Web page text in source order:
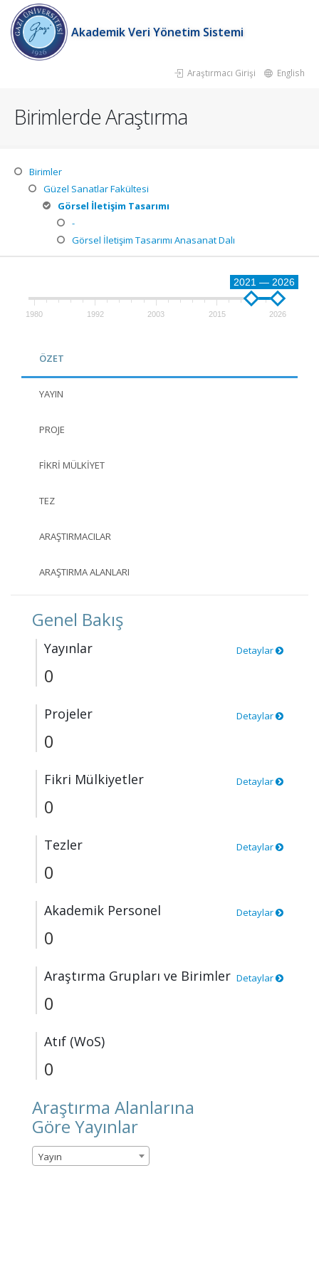
Akademik Veri Yönetim Sistemi
Araştırmacı Girişi English
Birimlerde Araştırma
Birimler
Güzel Sanatlar Fakültesi
Görsel İletişim Tasarımı
-
Görsel İletişim Tasarımı Anasanat Dalı
2021 — 2026
1980 1992 2003 2015 2026
ÖZET
YAYIN
PROJE
FIKRI MÜLKIYET
TEZ
ARAŞTIRMACILAR
ARAŞTIRMA ALANLARI
Genel Bakış
Yayınlar Detaylar
0
Projeler Detaylar
0
Fikri Mülkiyetler Detaylar
0
Tezler Detaylar
0
Akademik Personel Detaylar
0
Araştırma Grupları ve Birimler Detaylar
0
Atıf (WoS)
0
Araştırma Alanlarına
Göre Yayınlar
Yayın